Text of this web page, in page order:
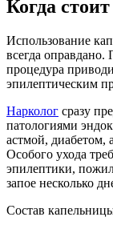
Когда
Использование
всегда оправдано.
процедура
эпилептическим
Нарколог сразу
патологиями
астмой, диабетом,
Особого ухода
эпилептики,
запое несколько
Состав